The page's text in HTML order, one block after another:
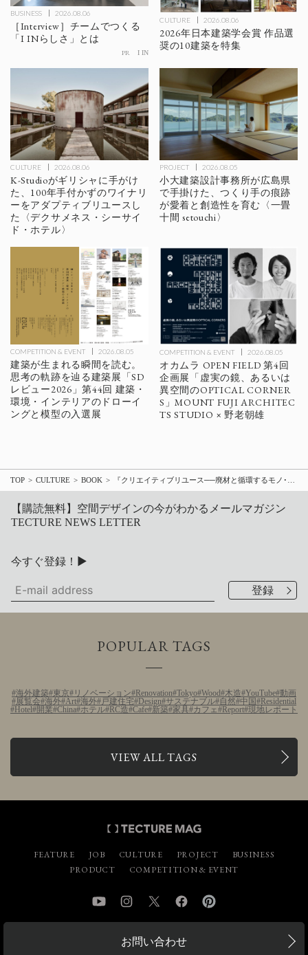
BUSINESS 2026.08.06
［Interview］チームでつくる
「I INらしさ」とは
PR I IN
CULTURE 2026.08.06
2026年日本建築学会賞 作品選
奨の10建築を特集
CULTURE 2026.08.06
K-Studioがギリシャに手がけ
た、100年手付かずのワイナリ
ーをアダプティブリユースし
た〈デクサメネス・シーサイ
ド・ホテル〉
PROJECT 2026.08.05
小大建築設計事務所が広島県
で手掛けた、つくり手の痕跡
が愛着と創造性を育む〈一畳
十間 setouchi〉
COMPETITION & EVENT 2026.08.05
建築が生まれる瞬間を読む。
思考の軌跡を辿る建築展「SD
レビュー2026」第44回 建築・
環境・インテリアのドローイ
ングと模型の入選展
COMPETITION & EVENT 2026.08.05
オカムラ OPEN FIELD 第4回
企画展「虚実の鏡、あるいは
異空間のOPTICAL CORNER
S」MOUNT FUJI ARCHITEC
TS STUDIO × 野老朝雄
TOP CULTURE BOOK
【購読無料】空間デザインの今がわかるメールマガジン
TECTURE NEWS LETTER
今すぐ登録！▶
POPULAR TAGS
海外建築 東京 リノベーション Renovation Tokyo Wood 木造 YouTube 動画
展覧会 海外 Art 海外 戸建住宅 Design サステナブル 自然 中国
Residential
Hotel 開業 China ホテル RC造 Cafe 新築 家具 カフェ Report 現地レポート
VIEW ALL TAGS
FEATURE JOB CULTURE PROJECT
BUSINESS
PRODUCT
COMPETITION & EVENT
YouTube InstagramTwitter Facebook
お問い合わせ